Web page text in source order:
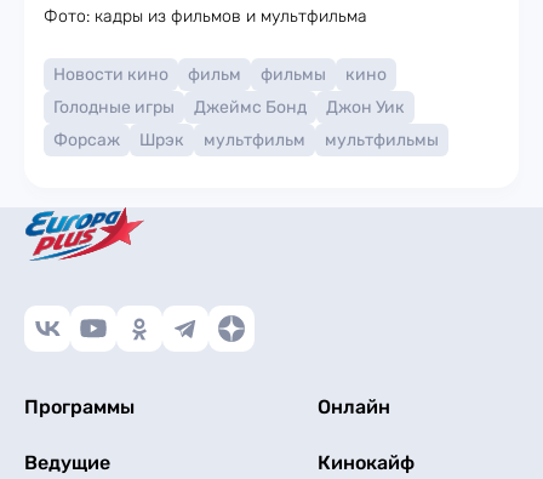
Фото: кадры из фильмов и мультфильма
Новости кино фильм фильмы
кино
Голодные игры
Джеймс Бонд
Джон Уик
Форсаж
Шрэк мультфильм мультфильмы
Программы Онлайн
Ведущие Кинокайф